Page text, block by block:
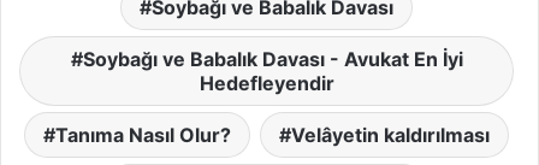
Soybağı ve Babalık Davası
Soybağı ve Babalık Davası - Avukat En İyi
Hedefleyendir
Tanıma Nasıl Olur? Velâyetin kaldırılması